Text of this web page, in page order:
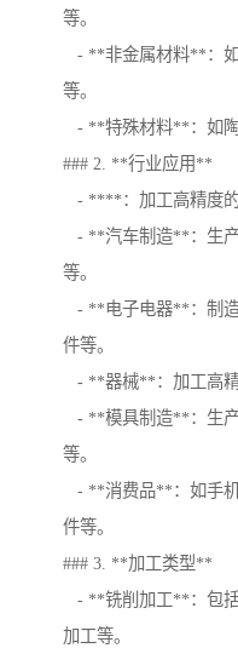
等。
- **非金属材料**：
等。
- **特殊材料**：如陶
### 2. **行业应用**
- ****：加工高精度的
- **汽车制造**：生
等。
- **电子电器**：制
件等。
- **器械**：加工高精
- **模具制造**：生
等。
- **消费品**：如手
件等。
### 3. **加工类型**
- **铣削加工**：包
加工等。